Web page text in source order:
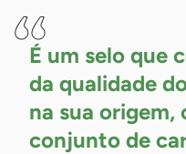
É um selo que
da qualidade
na sua origem,
conjunto de